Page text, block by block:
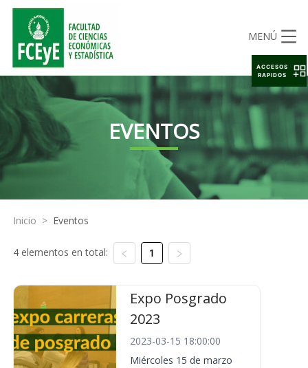
MENÚ
EVENTOS
Inicio > Eventos
4 elementos en total: 1
Expo Posgrado
2023
2023-03-15 18:00:00
Miércoles 15 de marzo
ACCESOS
RAPIDOS